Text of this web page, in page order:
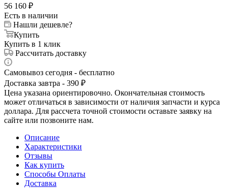
56 160 ₽
Есть в наличии
Нашли дешевле?
Купить
Купить в 1 клик
Рассчитать доставку
Самовывоз сегодня - бесплатно
Доставка завтра - 390 ₽
Цена указана ориентировочно. Окончательная стоимость
может отличаться в зависимости от наличия запчасти и курса
доллара. Для рассчета точной стоимости оставьте заявку на
сайте или позвоните нам.
Описание
Характеристики
Отзывы
Как купить
Способы Оплаты
Доставка